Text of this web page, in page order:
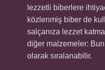
lezzetli biberlere
közlenmiş biber de
salçanıza lezzet
diğer malzemeler:
olarak sıralanabilir.